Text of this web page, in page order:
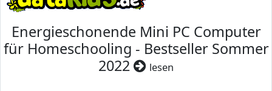
Energieschonende Mini PC Computer
für Homeschooling - Bestseller Sommer
2022
lesen